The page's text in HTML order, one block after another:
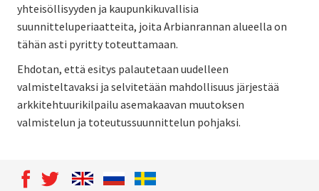
yhteisöllisyyden ja kaupunkikuvallisia
suunnitteluperiaatteita, joita Arbianrannan alueella on
tähän asti pyritty toteuttamaan.
Ehdotan, että esitys palautetaan uudelleen
valmisteltavaksi ja selvitetään mahdollisuus järjestää
arkkitehtuurikilpailu asemakaavan muutoksen
valmistelun ja toteutussuunnittelun pohjaksi.